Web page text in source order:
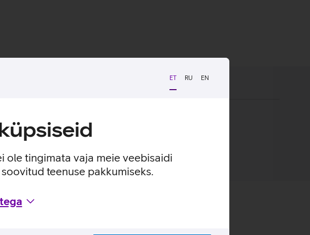
ET RU EN
ole tingimata vaja meie veebisaidi
teenuse pakkumiseks.